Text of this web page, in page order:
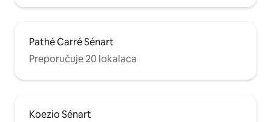
Pathé Carré Sénart
Preporučuje 20 lokalaca
Koezio Sénart